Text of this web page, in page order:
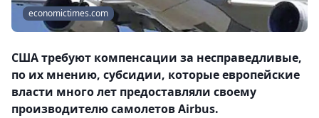
economictimes.com
США требуют компенсации за несправедливые,
по их мнению, субсидии, которые европейские
власти много лет предоставляли своему
производителю самолетов Airbus.